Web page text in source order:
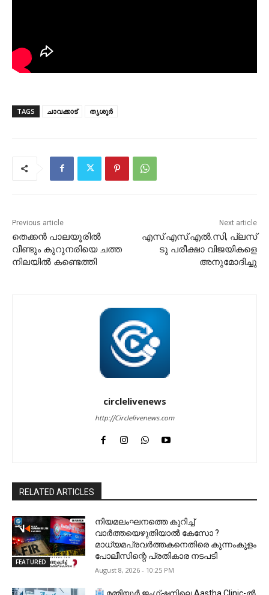
TAGS ചാവക്കാട് തൃശൂർ
Previous article
തെക്കൻ പാലയൂരിൽ
വീണ്ടും കുറുനരിയെ ചത്ത
നിലയിൽ കണ്ടെത്തി
Next article
എസ്.എസ്.എൽ.സി, പ്ലസ്
ടു പരീക്ഷാ വിജയികളെ
അനുമോദിച്ചു
circlelivenews
http://Circlelivenews.com
RELATED ARTICLES
FEATURED
നിയമലംഘനത്തെ കുറിച്ച്
വാർത്തയെഴുതിയാൽ കേസോ ?
മാധ്യമപ്രവർത്തകനെതിരെ കുന്നംകുളം
പോലീസിന്റെ പ്രതികാര നടപടി
August 8, 2026 - 10:25 PM
മമ്മിയൂർ ജംഗ്ഷനിലെ Aastha Clinic-ൽ